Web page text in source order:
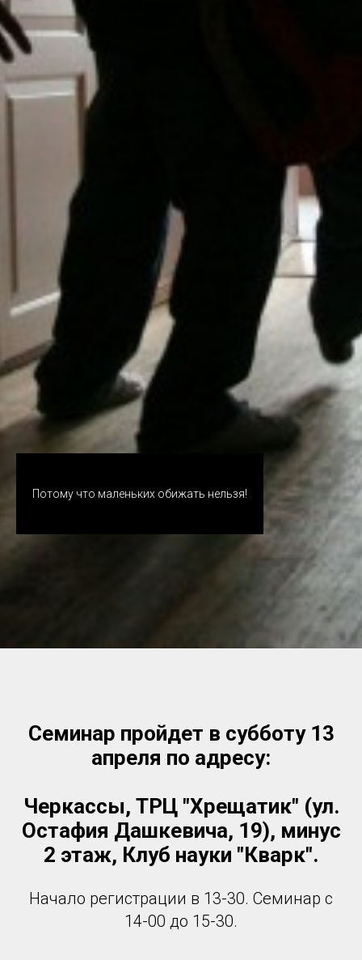
Потому что маленьких обижать нельзя!
Семинар пройдет в субботу 13
апреля по адресу:
Черкассы, ТРЦ "Хрещатик" (ул.
Остафия Дашкевича, 19), минус
2 этаж, Клуб науки "Кварк".
Начало регистрации в 13-30. Семинар с
14-00 до 15-30.